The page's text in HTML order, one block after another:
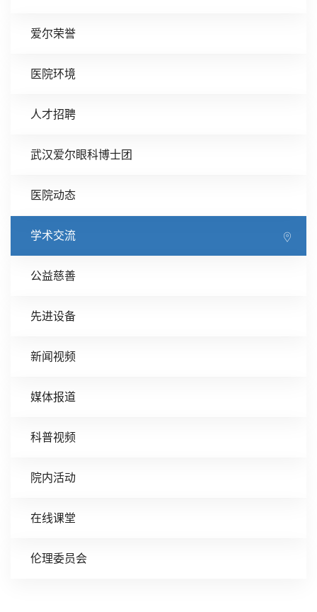
爱尔荣誉
医院环境
人才招聘
武汉爱尔眼科博士团
医院动态
学术交流
公益慈善
先进设备
新闻视频
媒体报道
科普视频
院内活动
在线课堂
伦理委员会